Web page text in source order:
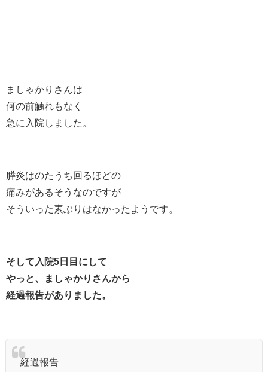
ましゃかりさんは
何の前触れもなく
急に入院しました。
膵炎はのたうち回るほどの
痛みがあるそうなのですが
そういった素ぶりはなかったようです。
そして入院5日目にして
やっと、ましゃかりさんから
経過報告がありました。
経過報告